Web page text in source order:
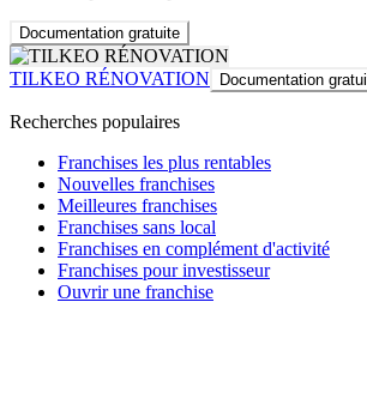
Documentation gratuite
TILKEO RÉNOVATION Documentation
Recherches populaires
Franchises les plus rentables
Nouvelles franchises
Meilleures franchises
Franchises sans local
Franchises en complément d'activité
Franchises pour investisseur
Ouvrir une franchise